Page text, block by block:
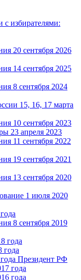
с избирателями:
20 сентября 2026
14 сентября 2025
8 сентября 2024
15, 16, 17 марта
10 сентября 2023
23 апреля 2023
11 сентября 2022
19 сентября 2021
13 сентября 2020
1 июля 2020
8 сентября 2019
года
года
Президент РФ
года
года